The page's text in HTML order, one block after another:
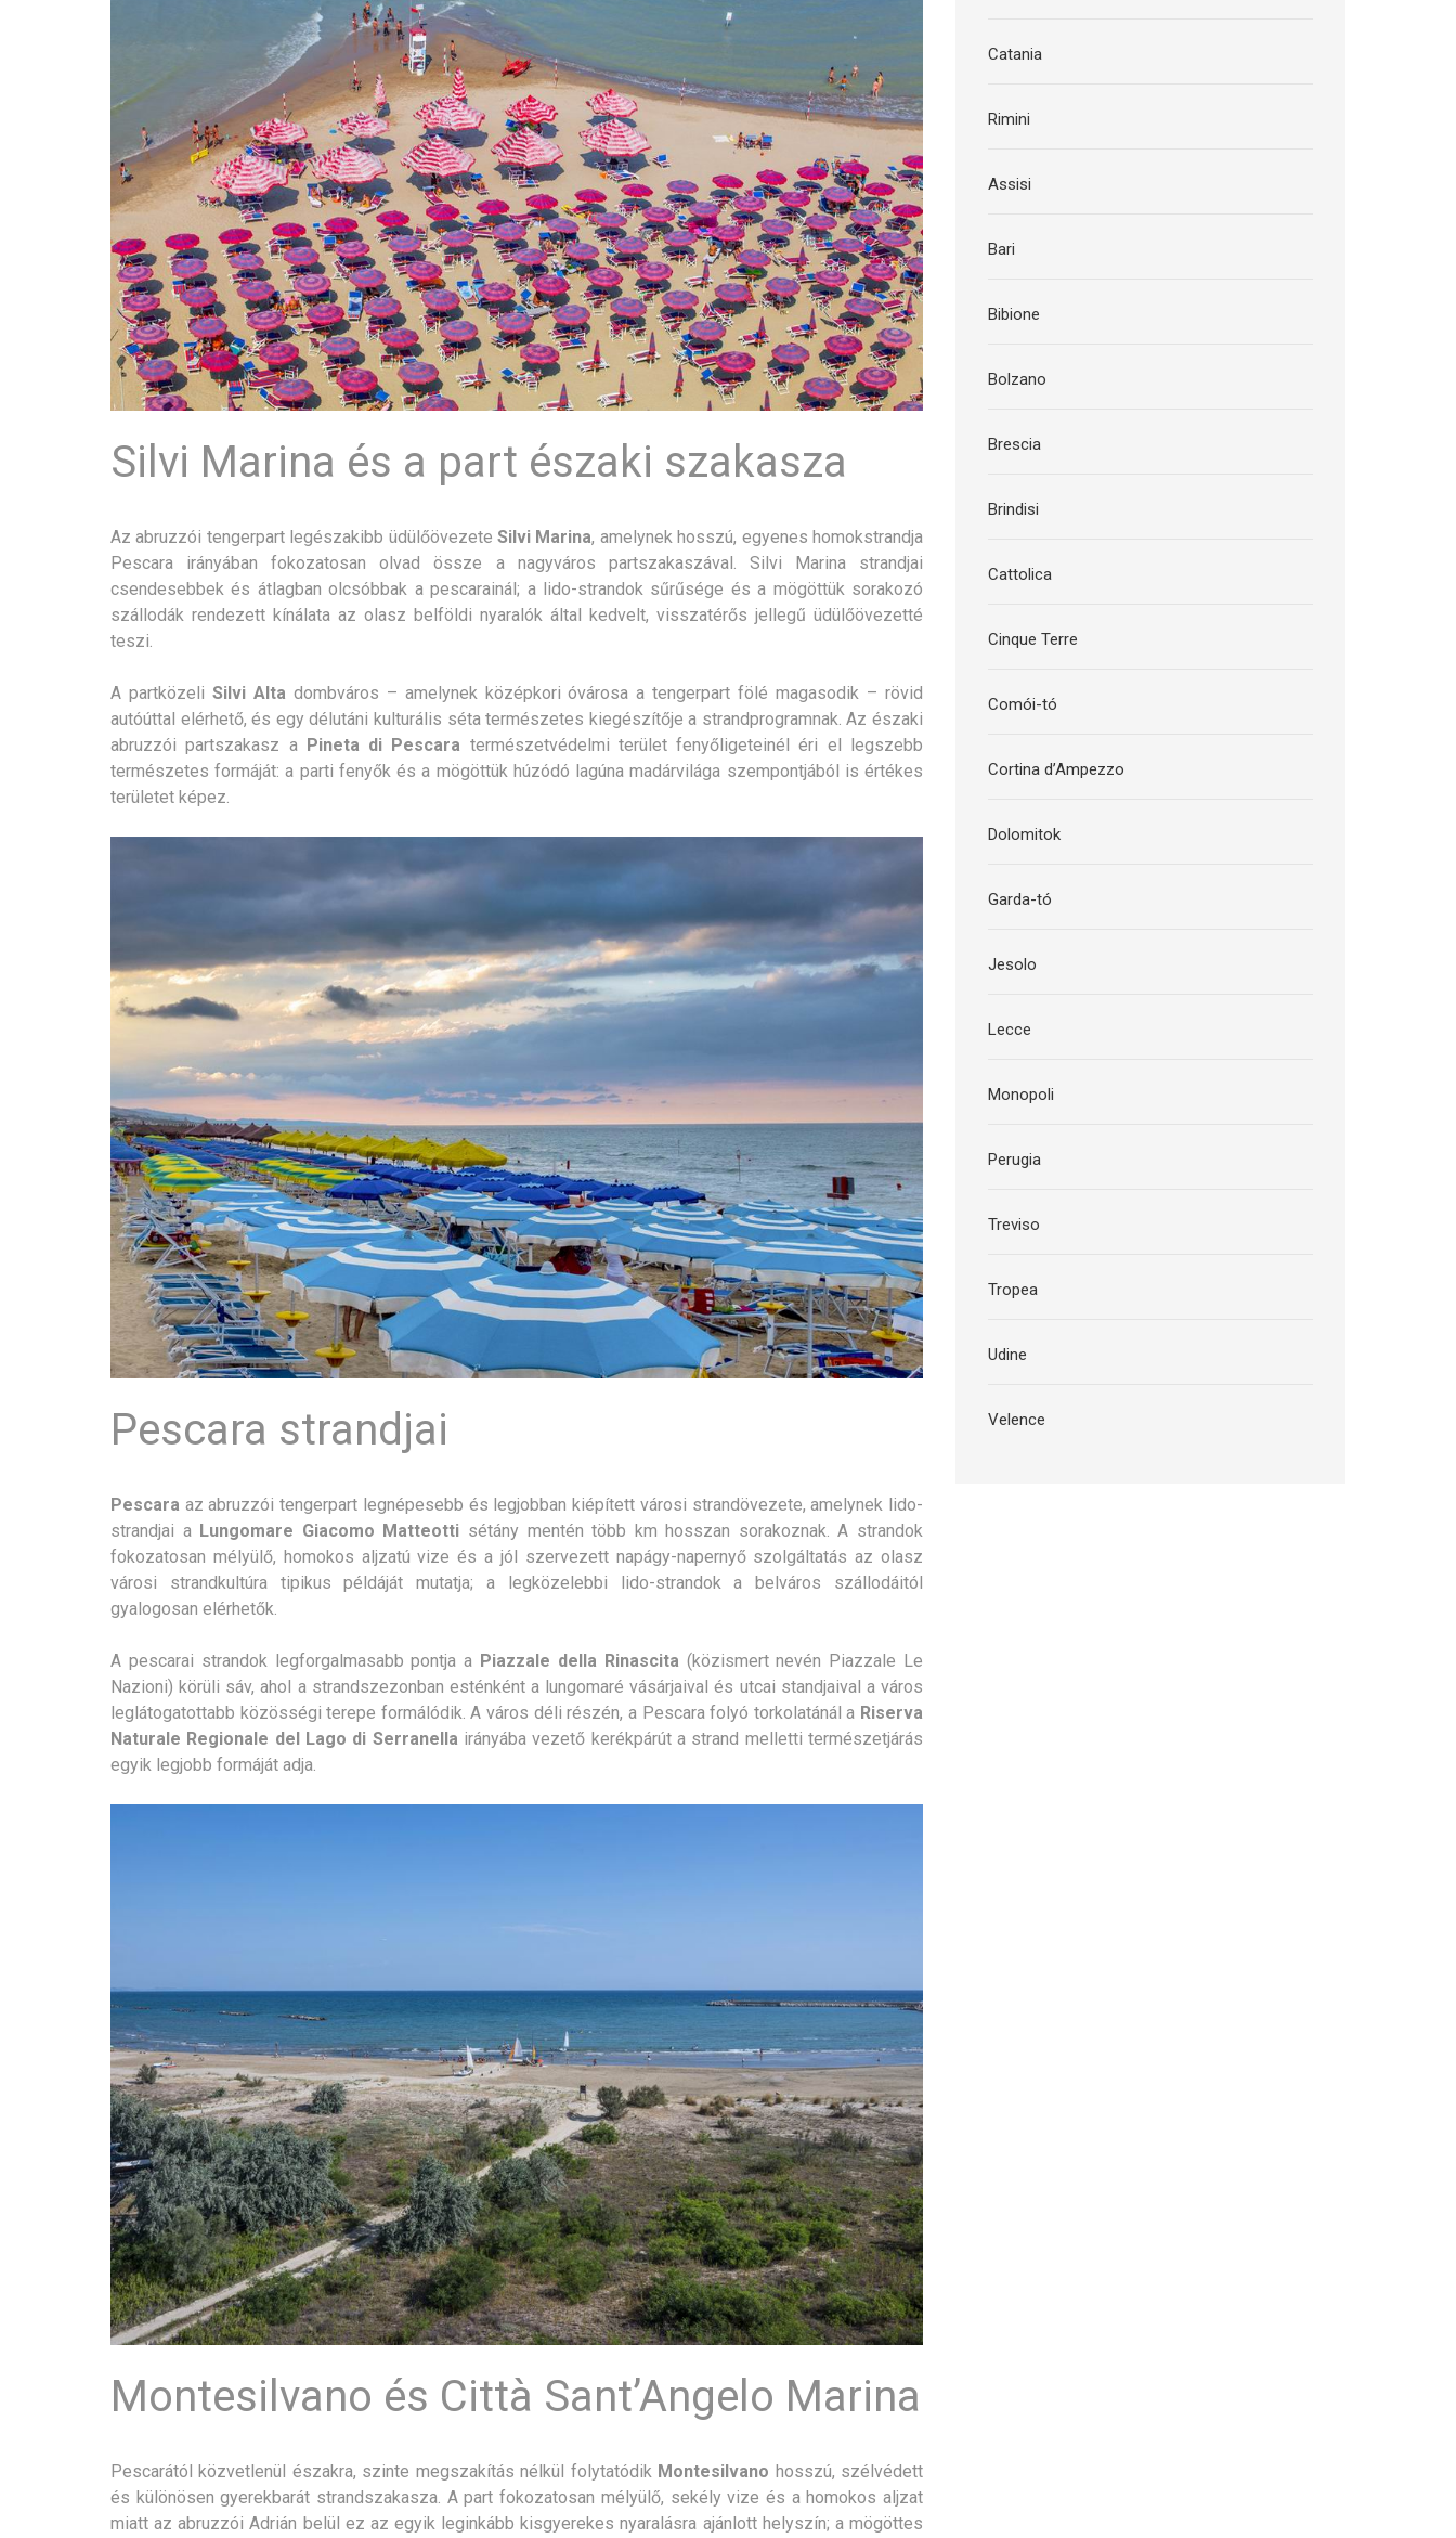
Silvi Marina és a part északi szakasza
Az abruzzói tengerpart legészakibb üdülőövezeteSilvi Marina, amelynek hosszú, egyenes homokstrandja
Pescara irányában fokozatosan olvad össze a nagyváros partszakaszával. Silvi Marina strandjai
csendesebbek és átlagban olcsóbbak a pescarainál; a lido-strandok sűrűsége és a mögöttük sorakozó
szállodák rendezett kínálata az olasz belföldi nyaralók által kedvelt, visszatérős jellegű üdülőövezetté
teszi.
A partközeli Silvi Alta dombváros – amelynek középkori óvárosa a tengerpart fölé magasodik – rövid
autóúttal elérhető, és egy délutáni kulturális séta természetes kiegészítője a strandprogramnak. Az északi
abruzzói partszakasz a Pineta di Pescara természetvédelmi terület fenyőligeteinél éri el legszebb
természetes formáját: a parti fenyők és a mögöttük húzódó lagúna madárvilága szempontjából is értékes
területet képez.
Pescara strandjai
Pescara az abruzzói tengerpart legnépesebb és legjobban kiépített városi strandövezete, amelynek lido-
strandjai a Lungomare Giacomo Matteotti sétány mentén több km hosszan sorakoznak. A strandok
fokozatosan mélyülő, homokos aljzatú vize és a jól szervezett napágy-napernyő szolgáltatás az olasz
városi strandkultúra tipikus példáját mutatja; a legközelebbi lido-strandok a belváros szállodáitól
gyalogosan elérhetők.
A pescarai strandok legforgalmasabb pontja a Piazzale della Rinascita (közismert nevén Piazzale Le
Nazioni) körüli sáv, ahol a strandszezonban esténként a lungomaré vásárjaival és utcai standjaival a város
leglátogatottabb közösségi terepe formálódik. A város déli részén, a Pescara folyó torkolatánál a Riserva
Naturale Regionale del Lago di Serranella irányába vezető kerékpárút a strand melletti természetjárás
egyik legjobb formáját adja.
Montesilvano és Città Sant’Angelo Marina
Pescarától közvetlenül északra, szinte megszakítás nélkül folytatódik Montesilvano hosszú, szélvédett
és különösen gyerekbarát strandszakasza. A part fokozatosan mélyülő, sekély vize és a homokos aljzat
miatt az abruzzói Adrián belül ez az egyik leginkább kisgyerekes nyaralásra ajánlott helyszín; a mögöttes
Catania
Rimini
Assisi
Bari
Bibione
Bolzano
Brescia
Brindisi
Cattolica
Cinque Terre
Comói-tó
Cortina d’Ampezzo
Dolomitok
Garda-tó
Jesolo
Lecce
Monopoli
Perugia
Treviso
Tropea
Udine
Velence